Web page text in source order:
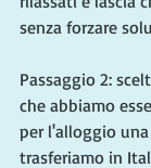
senza forzare
Passaggio 2:
che abbiamo
per l'alloggio
trasferiamo in